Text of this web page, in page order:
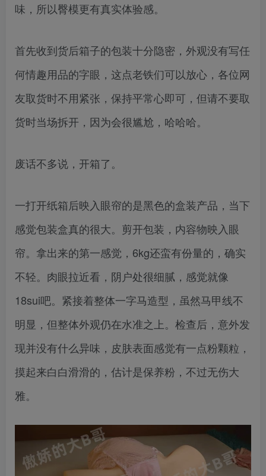
味，所以臀模更有真实体验感。
首先收到货后箱子的包装十分隐密，外观没有写任
何情趣用品的字眼，这点老铁们可以放心，各位网
友取货时不用紧张，保持平常心即可，但请不要取
货时当场拆开，因为会很尴尬，哈哈哈。
废话不多说，开箱了。
一打开纸箱后映入眼帘的是黑色的盒装产品，当下
感觉包装盒真的很大。剪开包装，内容物映入眼
帘。拿出来的第一感觉，6kg还蛮有份量的，确实
不轻。肉眼拉近看，阴户处很细腻，感觉就像
18sui吧。紧接着整体一字马造型，虽然马甲线不
明显，但整体外观仍在水准之上。检查后，意外发
现并没有什么异味，皮肤表面感觉有一点粉颗粒，
摸起来白白滑滑的，估计是保养粉，不过无伤大
雅。